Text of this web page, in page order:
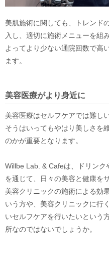
美肌施術に関しても、トレンド
入し、適切に施術メニューを組
よってより少ない通院回数で高
ます。
美容医療がより身近に
美容医療はセルフケアでは難し
そうはいってもやはり美しさを
のかが重要となります。
Willbe Lab. & Cafeは、ドリンク
を通じて、日々の美容と健康を
美容クリニックの施術による効
いう方や、美容クリニックに行
いセルフケアを行いたいという
所なのではないでしょうか。